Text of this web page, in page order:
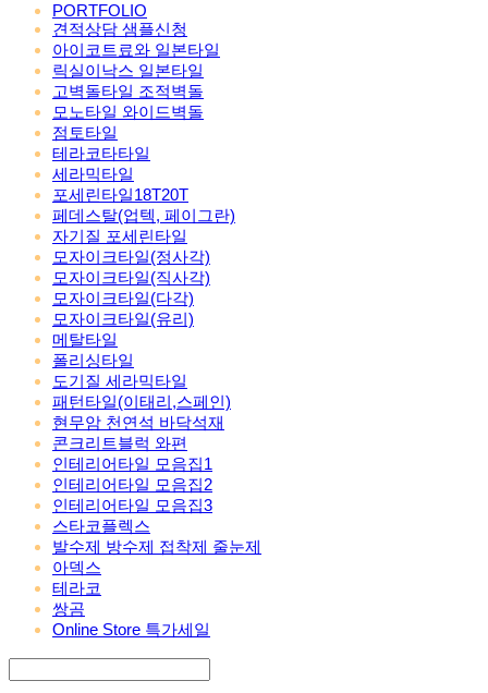
PORTFOLIO
견적상담 샘플신청
아이코트료와 일본타일
릭실이낙스 일본타일
고벽돌타일 조적벽돌
모노타일 와이드벽돌
점토타일
테라코타타일
세라믹타일
포세린타일18T20T
페데스탈(업텍, 페이그란)
자기질 포세린타일
모자이크타일(정사각)
모자이크타일(직사각)
모자이크타일(다각)
모자이크타일(유리)
메탈타일
폴리싱타일
도기질 세라믹타일
패턴타일(이태리,스페인)
현무암 천연석 바닥석재
콘크리트블럭 와편
인테리어타일 모음집1
인테리어타일 모음집2
인테리어타일 모음집3
스타코플렉스
발수제 방수제 접착제 줄눈제
아덱스
테라코
쌍곰
Online Store 특가세일